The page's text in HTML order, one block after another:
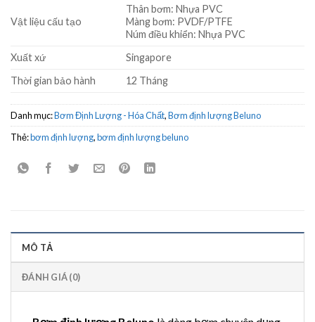
Vật liệu cấu tạo
Thân bơm: Nhựa PVC
Màng bơm: PVDF/PTFE
Núm điều khiển: Nhựa PVC
Xuất xứ
Singapore
Thời gian bảo hành
12 Tháng
Danh mục:Bơm Định Lượng - Hóa Chất,Bơm định lượng Beluno
Thẻ:bơm định lượng,bơm định lượng beluno
MÔ TẢ
ĐÁNH GIÁ (0)